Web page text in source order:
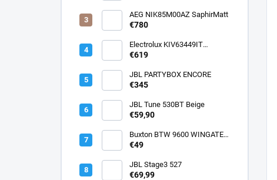
AEG NIK85M00AZ SaphirMatt
€780
Electrolux KIV63449IT
SaphirMatt SE
€619
JBL PARTYBOX ENCORE
€345
JBL Tune 530BT Beige
€59,90
Buxton BTW 9600 WINGATE
ANC
€49
JBL Stage3 527
€69,99